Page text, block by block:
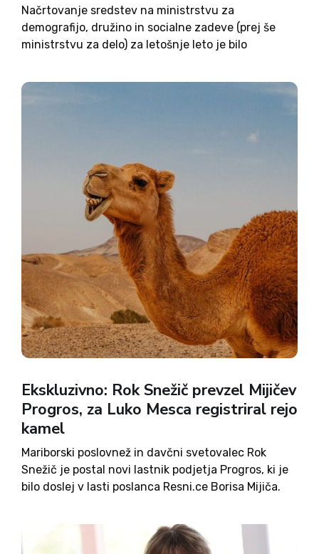
Načrtovanje sredstev na ministrstvu za
demografijo, družino in socialne zadeve (prej še
ministrstvu za delo) za letošnje leto je bilo
Mateja Ribič. Z drugimi besedami: računske
operacije prejšnji vladi res niso šle od rok in bivši...
Ekskluzivno: Rok Snežič prevzel Mijičev
Progros, za Luko Mesca registriral rejo
kamel
Mariborski poslovnež in davčni svetovalec Rok
Snežič je postal novi lastnik podjetja Progros, ki je
bilo doslej v lasti poslanca Resni.ce Borisa Mijiča.
preimenovanje družbe v Klukec, d. o. o. Snežič je